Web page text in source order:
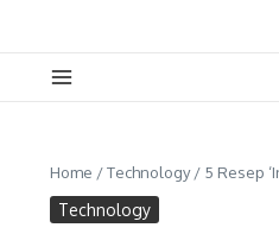
Home /Technology/ 5 Resep
Technology